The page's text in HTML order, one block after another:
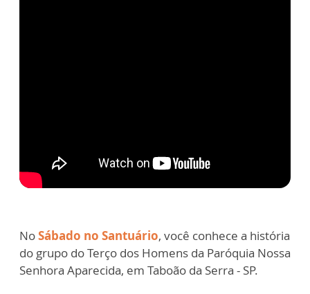
NoSábado no Santuário, você conhece a história
do grupo do Terço dos Homens da Paróquia Nossa
Senhora Aparecida, em Taboão da Serra - SP.